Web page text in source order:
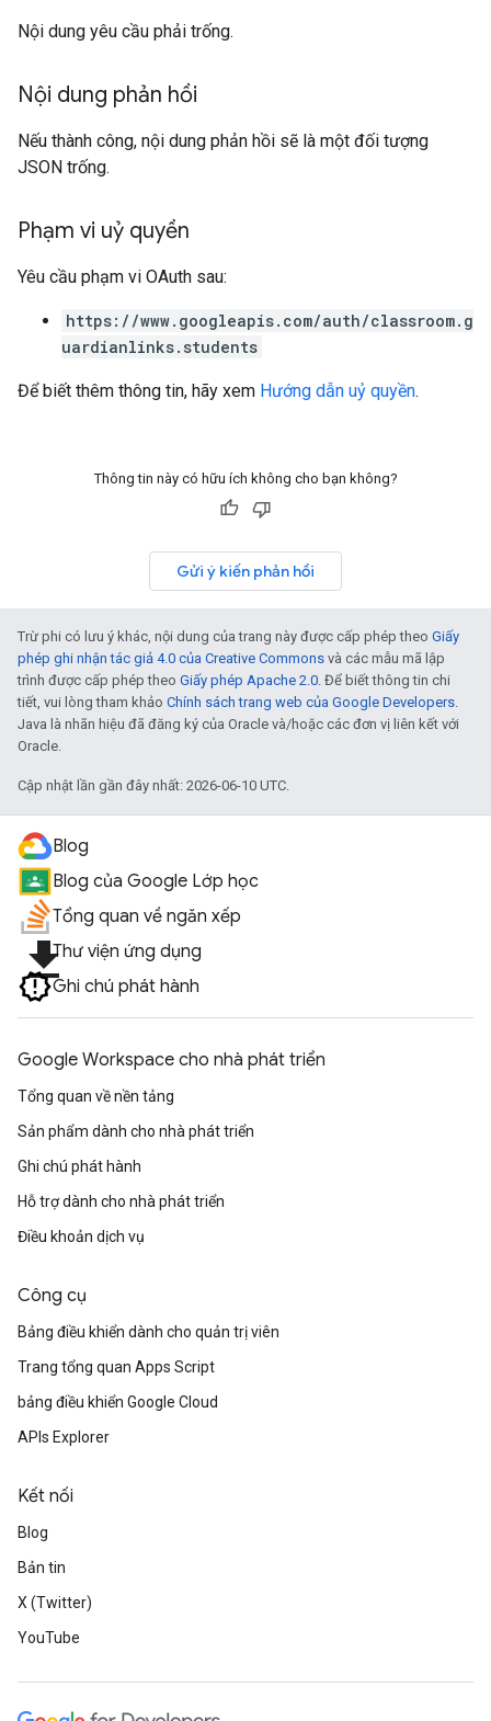
Nội dung yêu cầu phải trống.
Nội dung phản hồi
Nếu thành công, nội dung phản hồi sẽ là một đối tượng
JSON trống.
Phạm vi uỷ quyền
Yêu cầu phạm vi OAuth sau:
https://www.googleapis.com/auth/classroom.g
uardianlinks.students
Để biết thêm thông tin, hãy xem Hướng dẫn uỷ quyền.
Thông tin này có hữu ích không cho bạn không?
Gửi ý kiến phản hồi
Trừ phi có lưu ý khác, nội dung của trang này được cấp phép theo Giấy
phép ghi nhận tác giả 4.0 của Creative Commons và các mẫu mã lập
trình được cấp phép theo Giấy phép Apache 2.0. Để biết thông tin chi
tiết, vui lòng tham khảo Chính sách trang web của Google Developers.
Java là nhãn hiệu đã đăng ký của Oracle và/hoặc các đơn vị liên kết với
Oracle.
Cập nhật lần gần đây nhất: 2026-06-10 UTC.
Blog
Blog của Google Lớp học
Tổng quan về ngăn xếp
file_downloadThư viện ứng dụng
Ghi chú phát hành
Google Workspace cho nhà phát triển
Tổng quan về nền tảng
Sản phẩm dành cho nhà phát triển
Ghi chú phát hành
Hỗ trợ dành cho nhà phát triển
Điều khoản dịch vụ
Công cụ
Bảng điều khiển dành cho quản trị viên
Trang tổng quan Apps Script
bảng điều khiển Google Cloud
APIs Explorer
Kết nối
Blog
Bản tin
X (Twitter)
YouTube